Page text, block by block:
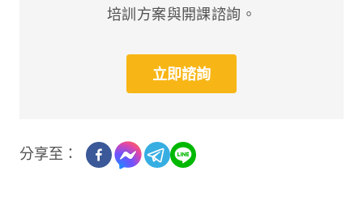
培訓方案與開課諮詢。
立即諮詢
分享至：